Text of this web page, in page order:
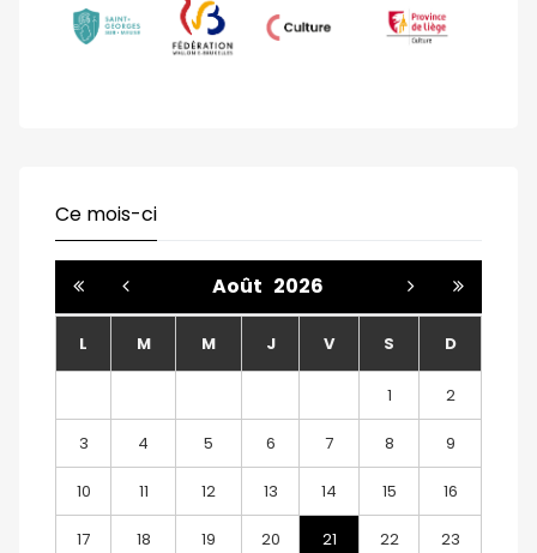
Ce mois-ci
Août 2026
L M M J V S D
1 2
3 4 5 6 7 8 9
10 11 12 13 14 15 16
17 18 19 20 21 22 23